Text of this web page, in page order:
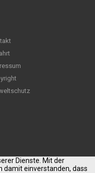
Dienste. Mit der
damit einverstanden, dass